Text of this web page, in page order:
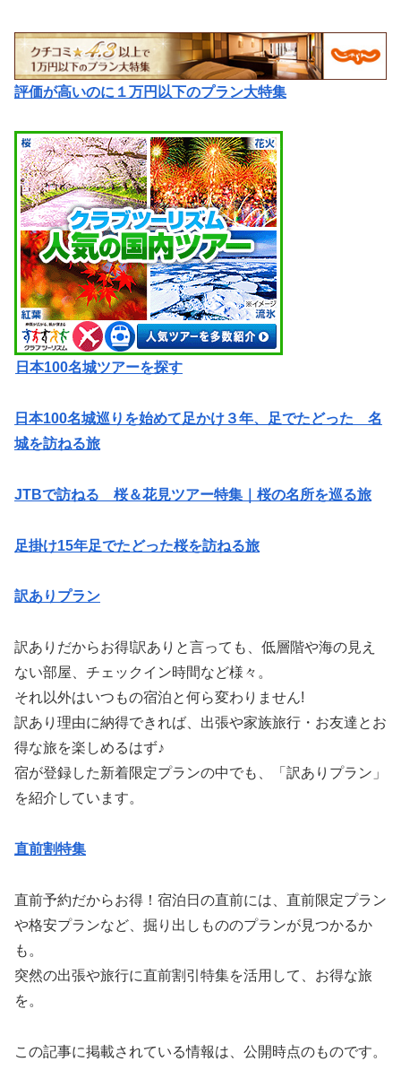
評価が高いのに１万円以下のプラン大特集
日本100名城ツアーを探す
日本100名城巡りを始めて足かけ３年、足でたどった 名
城を訪ねる旅
JTBで訪ねる 桜＆花見ツアー特集｜桜の名所を巡る旅
足掛け15年足でたどった桜を訪ねる旅
訳ありプラン
訳ありだからお得!訳ありと言っても、低層階や海の見え
ない部屋、チェックイン時間など様々。
それ以外はいつもの宿泊と何ら変わりません!
訳あり理由に納得できれば、出張や家族旅行・お友達とお
得な旅を楽しめるはず♪
宿が登録した新着限定プランの中でも、「訳ありプラン」
を紹介しています。
直前割特集
直前予約だからお得！宿泊日の直前には、直前限定プラン
や格安プランなど、掘り出しもののプランが見つかるか
も。
突然の出張や旅行に直前割引特集を活用して、お得な旅
を。
この記事に掲載されている情報は、公開時点のものです。